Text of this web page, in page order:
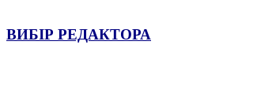
ВИБІР РЕДАКТОРА